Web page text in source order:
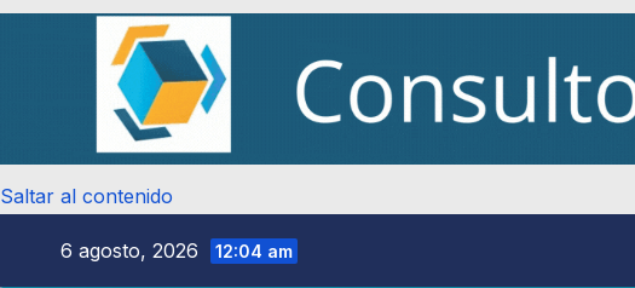
Saltar al contenido
6 agosto, 2026 12:04 am